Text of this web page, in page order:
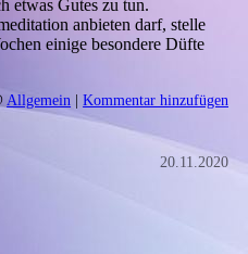
etwas Gutes zu tun.
anbieten darf, stelle
einige besondere Düfte
Allgemein |Kommentar hinzufügen
20.11.2020